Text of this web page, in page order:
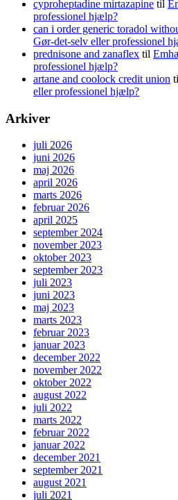
cyproheptadine mirtazapine til
professionel hjælp?
can i order generic toradol
Gør-det-selv eller professionel
prednisone and zanaflex til
professionel hjælp?
artane and coolock credit union
eller professionel hjælp?
Arkiver
juli 2026
juni 2026
maj 2026
april 2026
marts 2026
februar 2026
april 2025
september 2024
november 2023
oktober 2023
september 2023
juli 2023
juni 2023
maj 2023
marts 2023
februar 2023
januar 2023
december 2022
november 2022
oktober 2022
august 2022
juli 2022
marts 2022
februar 2022
januar 2022
december 2021
september 2021
august 2021
juli 2021